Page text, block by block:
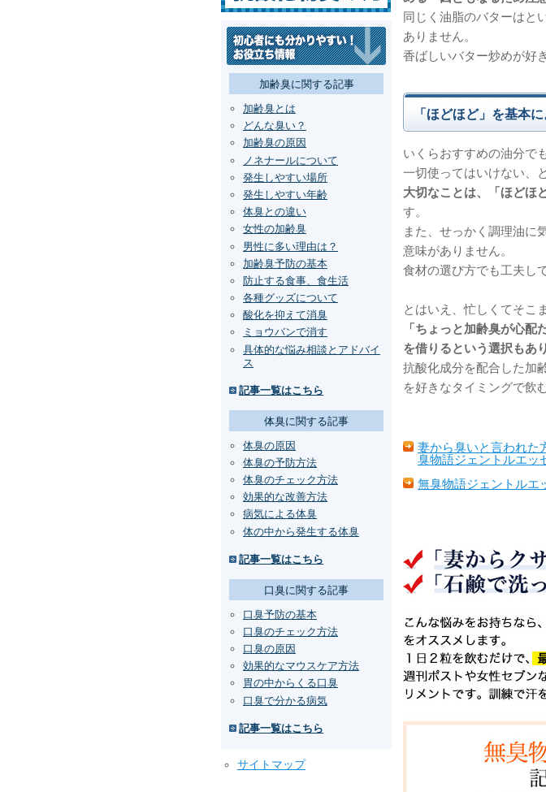
同じく油脂のバターはと
ありません。
香ばしいバター炒めが好
「ほどほど」を基本
いくらおすすめの油分で
一切使ってはいけない、
大切なことは、「ほどほ
す。
また、せっかく調理油に
意味がありません。
食材の選び方でも工夫し
とはいえ、忙しくてそこ
「ちょっと加齢臭が心
を借りるという選択もあ
抗酸化成分を配合した加
を好きなタイミングで飲
妻から臭いと言われた
臭物語ジェントルエッ
無臭物語ジェントルエ
加齢臭に関する記事
加齢臭とは
どんな臭い？
加齢臭の原因
ノネナールについて
発生しやすい場所
発生しやすい年齢
体臭との違い
女性の加齢臭
男性に多い理由は？
加齢臭予防の基本
防止する食事、食生活
各種グッズについて
酸化を抑えて消臭
ミョウバンで消す
具体的な悩み相談とアドバイ
ス
記事一覧はこちら
体臭に関する記事
体臭の原因
体臭の予防方法
体臭のチェック方法
効果的な改善方法
病気による体臭
体の中から発生する体臭
記事一覧はこちら
口臭に関する記事
口臭予防の基本
口臭のチェック方法
口臭の原因
効果的なマウスケア方法
胃の中からくる口臭
口臭で分かる病気
記事一覧はこちら
サイトマップ